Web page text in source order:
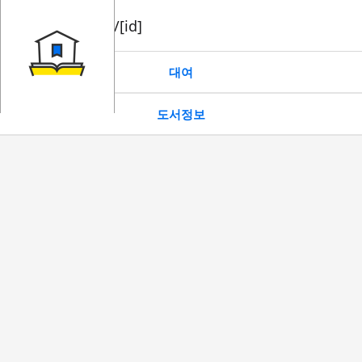
book/rent/[id]
대여
도서정보